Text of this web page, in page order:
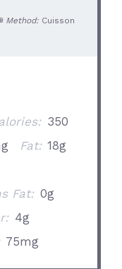
Method: Cuisson
350
Fat: 18g
Fat: 0g
4g
75mg